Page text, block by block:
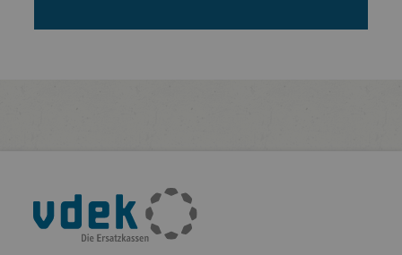
Fußleisten-
Navigation